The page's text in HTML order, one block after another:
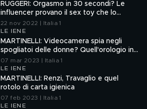
RUGGERI: Orgasmo in 30 secondi? Le
influencer provano il sex toy che lo
promette
22 nov 2022 | Italia 1
LE IENE
MARTINELLI: Videocamera spia negli
spogliatoi delle donne? Quell'orologio in
palestra
07 mar 2023 | Italia 1
LE IENE
MARTINELLI: Renzi, Travaglio e quel
rotolo di carta igienica
07 feb 2023 | Italia 1
LE IENE